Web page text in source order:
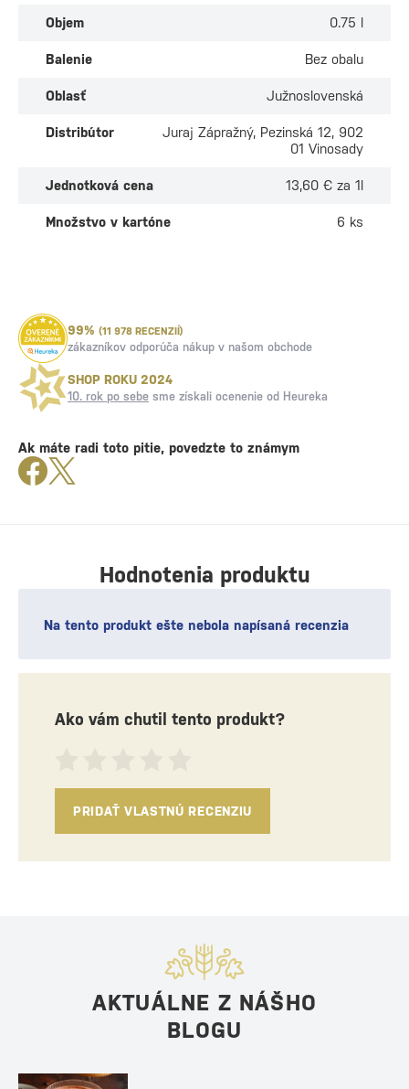
Objem 0.75 l
Balenie Bez obalu
Oblasť Južnoslovenská
Distribútor
Juraj Zápražný, Pezinská 12, 902
01 Vinosady
Jednotková cena 13,60 € za 1l
Množstvo v kartóne 6 ks
Hodnotenia produktu
Na tento produkt ešte nebola napísaná recenzia
Ako vám chutil tento produkt?
PRIDAŤ VLASTNÚ RECENZIU
99% (11 978 RECENZIÍ)
zákazníkov odporúča nákup v našom obchode
SHOP ROKU 2024
10. rok po sebe sme získali ocenenie od Heureka
Ak máte radi toto pitie, povedzte to známym
AKTUÁLNE Z NÁŠHO
BLOGU